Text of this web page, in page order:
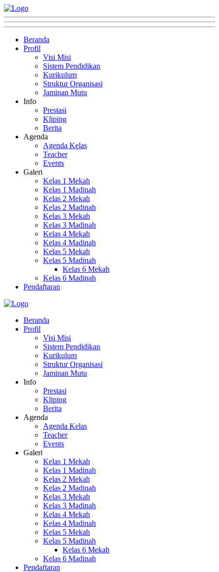
Beranda
Profil
Visi Misi
Sistem Pendidikan
Kurikulum
Struktur Organisasi
Jaminan Mutu
Info
Prestasi
Kliping
Berita
Agenda
Agenda Kelas
Teacher
Events
Galeri
Kelas 1 Mekah
Kelas 1 Madinah
Kelas 2 Mekah
Kelas 2 Madinah
Kelas 3 Mekah
Kelas 3 Madinah
Kelas 4 Mekah
Kelas 4 Madinah
Kelas 5 Mekah
Kelas 5 Madinah
Kelas 6 Mekah
Kelas 6 Madinah
Pendaftaran
Beranda
Profil
Visi Misi
Sistem Pendidikan
Kurikulum
Struktur Organisasi
Jaminan Mutu
Info
Prestasi
Kliping
Berita
Agenda
Agenda Kelas
Teacher
Events
Galeri
Kelas 1 Mekah
Kelas 1 Madinah
Kelas 2 Mekah
Kelas 2 Madinah
Kelas 3 Mekah
Kelas 3 Madinah
Kelas 4 Mekah
Kelas 4 Madinah
Kelas 5 Mekah
Kelas 5 Madinah
Kelas 6 Mekah
Kelas 6 Madinah
Pendaftaran